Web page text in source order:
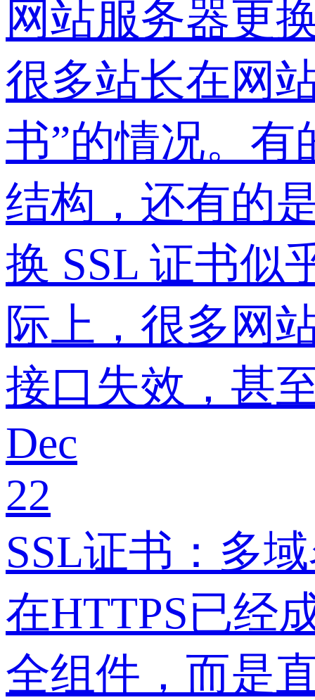
网站服务器更
很多站长在网
书”的情况。
结构，还有的
换 SSL 证书似
际上，很多网
接口失效，甚
Dec
22
SSL证书：多
在HTTPS已经
全组件，而是